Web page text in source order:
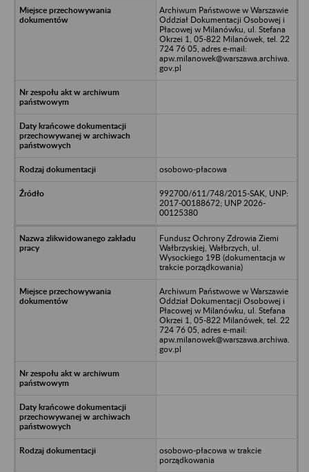
Archiwum Państwowe w Warszawie
Oddział Dokumentacji Osobowej i
Płacowej w Milanówku, ul. Stefana
Okrzei 1, 05-822 Milanówek, tel. 22
724 76 05, adres e-mail:
apw.milanowek@warszawa.archiwa.
gov.pl
osobowo-płacowa
992700/611/748/2015-SAK, UNP:
2017-00188672; UNP 2026-
00125380
Fundusz Ochrony Zdrowia Ziemi
Wałbrzyskiej, Wałbrzych, ul.
Wysockiego 19B (dokumentacja w
trakcie porządkowania)
Archiwum Państwowe w Warszawie
Oddział Dokumentacji Osobowej i
Płacowej w Milanówku, ul. Stefana
Okrzei 1, 05-822 Milanówek, tel. 22
724 76 05, adres e-mail:
apw.milanowek@warszawa.archiwa.
gov.pl
osobowo-płacowa w trakcie
porządkowania